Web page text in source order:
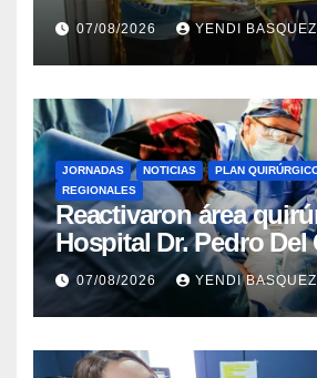
del Aeropuerto
Rincón
07/08/2026 YENDI BASQUEZ
JORNADAS NOTICIAS
PLAN
REGIONALES
Reactivaron área
Hospital Dr. Pedro Del
Guárico
07/08/2026 YENDI BASQUEZ